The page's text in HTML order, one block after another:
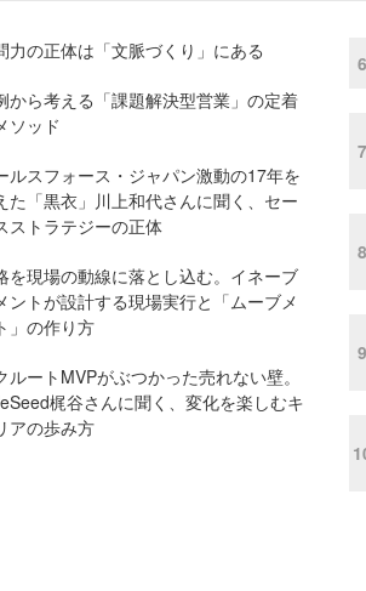
力の正体は「文脈づくり」にある
から考える「課題解決型営業」の定着
ソッド
ルスフォース・ジャパン激動の17年を
た「黒衣」川上和代さんに聞く、セー
ストラテジーの正体
を現場の動線に落とし込む。イネーブ
ントが設計する現場実行と「ムーブメ
」の作り方
ルートMVPがぶつかった売れない壁。
梶谷さんに聞く、変化を楽しむキ
アの歩み方
6
7
8
9